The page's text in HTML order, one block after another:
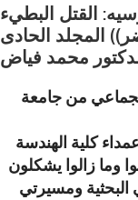
القتل البطيء
الحاضر)) المجلد الحادى
محمد فياض
من جامعة
وما زالوا يشكلون
البحثية ومسيرتي